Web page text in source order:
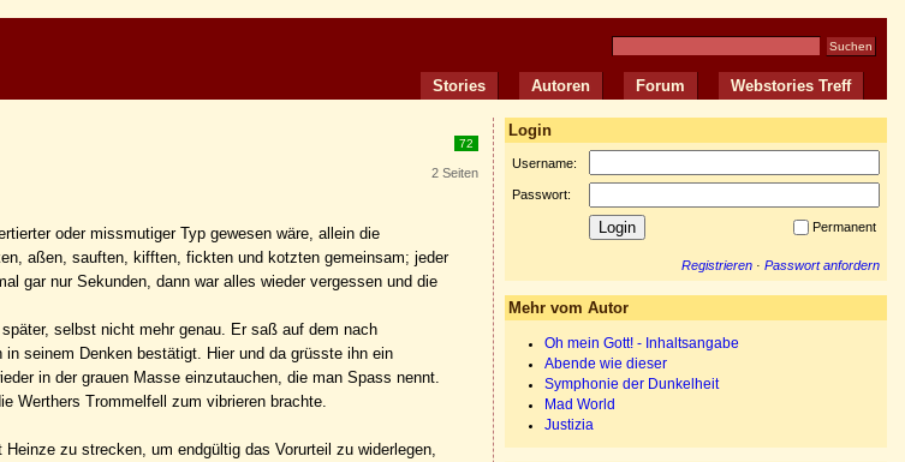
Stories Autoren Forum Webstories Treff
72
2 Seiten
oder missmutiger Typ gewesen wäre, allein die
aßen, sauften, kifften, fickten und kotzten gemeinsam; jeder
gar nur Sekunden, dann war alles wieder vergessen und die
selbst nicht mehr genau. Er saß auf dem nach
seinem Denken bestätigt. Hier und da grüsste ihn ein
in der grauen Masse einzutauchen, die man Spass nennt.
Werthers Trommelfell zum vibrieren brachte.
zu strecken, um endgültig das Vorurteil zu widerlegen,
Login
Username:
Passwort:
Permanent
Registrieren · Passwort anfordern
Mehr vom Autor
Oh mein Gott! - Inhaltsangabe
Abende wie dieser
Symphonie der Dunkelheit
Mad World
Justizia